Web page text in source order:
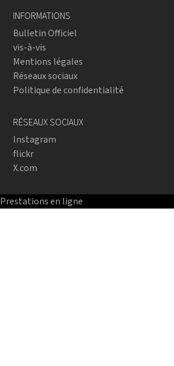
INFORMATIONS
Bulletin Officiel
vis-à-vis
Mentions légales
Réseaux sociaux
Politique de confidentialité
RÉSEAUX SOCIAUX
Instagram
flickr
X.com
Prestations en ligne